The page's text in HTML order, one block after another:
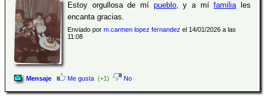
Estoy orgullosa de mí pueblo, y a mífamiliales
encanta gracias.
Enviado por m.carmen lopez fernandez el 14/01/2026 a las
11:08
Mensaje Me gusta (+1) No